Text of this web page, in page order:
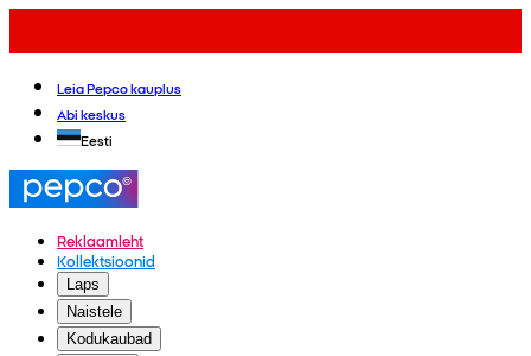
Leia Pepco kauplus
Abi keskus
Eesti
Reklaamleht
Kollektsioonid
Laps
Naistele
Kodukaubad